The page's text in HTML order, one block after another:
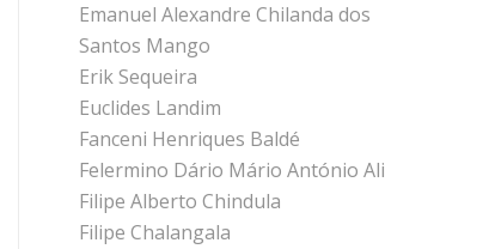
Emanuel Alexandre Chilanda dos
Santos Mango
Erik Sequeira
Euclides Landim
Fanceni Henriques Baldé
Felermino Dário Mário António Ali
Filipe Alberto Chindula
Filipe Chalangala